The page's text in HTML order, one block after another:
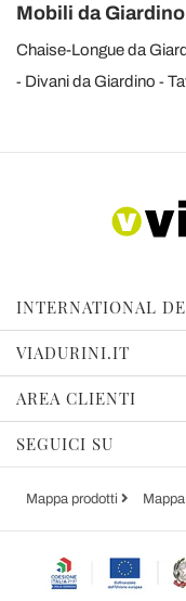
Mobili da Giardino
Chaise-Longue da
Divani da Giardino
INTERNATIONAL
VIADURINI.IT
AREA CLIENTI
SEGUICI SU
Mappa prodotti